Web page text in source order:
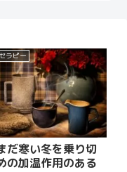
ラピー
だ寒い冬を乗り切
の加温作用のある